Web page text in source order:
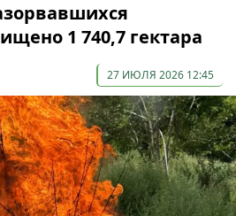
1 740,7 гектара
27 ИЮЛЯ 2026 12:45